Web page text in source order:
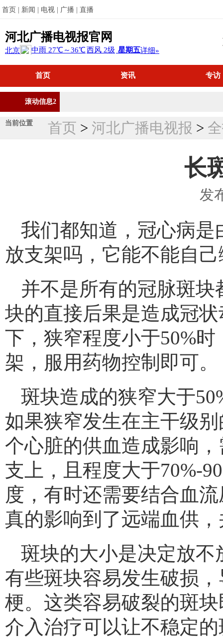
首页 | 新闻 | 电视 | 广播 | 直播
河北广播电视报官网
首页 资讯 专访
滚动信息2
当前位置 首页 > 河北广播电视报 >
长
发
我们都知道，冠心病
放支架吗，它能不能自
并不是所有的冠脉斑
块的直接后果是造成冠
下，狭窄程度小于50%
架，服用药物控制即可。
斑块造成的狭窄大于
如果狭窄发生在主干级
个心脏的供血造成影响
支上，且程度大于70%-
度，有时还需要结合血
真的影响到了远端血供
斑块的大小是决定放
有些斑块容易发生破损
梗。这类容易破裂的斑
介入治疗可以让不稳定